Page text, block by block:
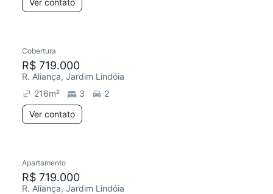
Ver contato
Cobertura
R$ 719.000
R. Aliança, Jardim Lindóia
216m² 3
2
Ver contato
Apartamento
R$ 719.000
R. Aliança, Jardim Lindóia